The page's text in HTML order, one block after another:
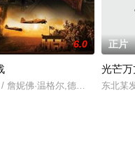
级觉悟终于回到
困于平津地区，总攻在即。是
6.0
詹妮佛·温格尔,德瓦尼·平
正片
光芒万
东北某